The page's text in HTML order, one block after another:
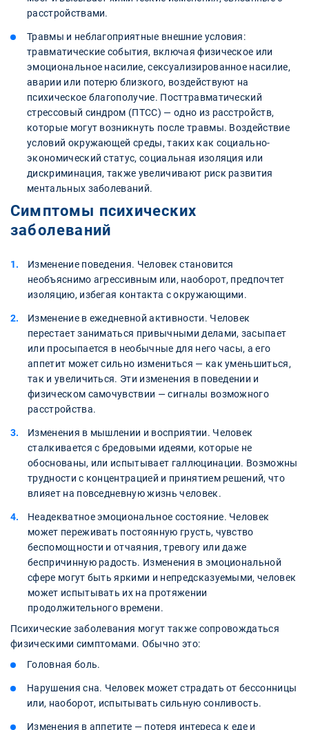
расстройствами.
Травмы и неблагоприятные внешние условия:
травматические события, включая физическое или
эмоциональное насилие, сексуализированное насилие,
аварии или потерю близкого, воздействуют на
психическое благополучие. Посттравматический
стрессовый синдром (ПТСС) — одно из расстройств,
которые могут возникнуть после травмы. Воздействие
условий окружающей среды, таких как социально-
экономический статус, социальная изоляция или
дискриминация, также увеличивают риск развития
ментальных заболеваний.
Симптомы психических
заболеваний
Изменение поведения. Человек становится
необъяснимо агрессивным или, наоборот, предпочтет
изоляцию, избегая контакта с окружающими.
Изменение в ежедневной активности. Человек
перестает заниматься привычными делами, засыпает
или просыпается в необычные для него часы, а его
аппетит может сильно измениться — как уменьшиться,
так и увеличиться. Эти изменения в поведении и
физическом самочувствии — сигналы возможного
расстройства.
Изменения в мышлении и восприятии. Человек
сталкивается с бредовыми идеями, которые не
обоснованы, или испытывает галлюцинации. Возможны
трудности с концентрацией и принятием решений, что
влияет на повседневную жизнь человек.
Неадекватное эмоциональное состояние. Человек
может переживать постоянную грусть, чувство
беспомощности и отчаяния, тревогу или даже
беспричинную радость. Изменения в эмоциональной
сфере могут быть яркими и непредсказуемыми, человек
может испытывать их на протяжении
продолжительного времени.
Психические заболевания могут также сопровождаться
физическими симптомами. Обычно это:
Головная боль.
Нарушения сна. Человек может страдать от бессонницы
или, наоборот, испытывать сильную сонливость.
Изменения в аппетите — потеря интереса к еде и